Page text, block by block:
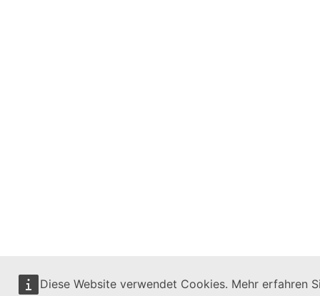
Diese Website verwendet Cookies. Mehr erfahren